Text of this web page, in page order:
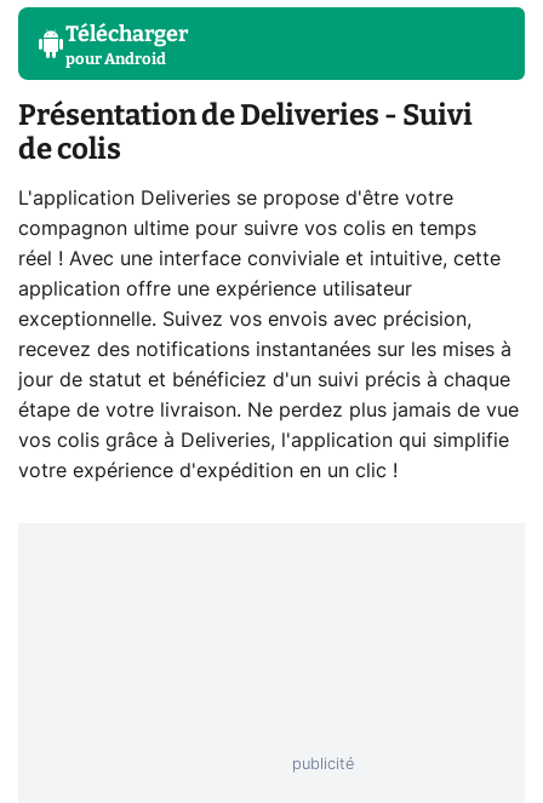
Télécharger
pourAndroid
Présentation de Deliveries - Suivi
de colis
L'application Deliveries se propose d'être votre
compagnon ultime pour suivre vos colis en temps
réel ! Avec une interface conviviale et intuitive, cette
application offre une expérience utilisateur
exceptionnelle. Suivez vos envois avec précision,
recevez des notifications instantanées sur les mises à
jour de statut et bénéficiez d'un suivi précis à chaque
étape de votre livraison. Ne perdez plus jamais de vue
vos colis grâce à Deliveries, l'application qui simplifie
votre expérience d'expédition en un clic !